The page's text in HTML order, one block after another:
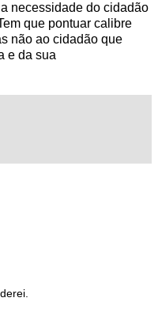
necessidade do cidadão
que pontuar calibre
não ao cidadão que
e da sua